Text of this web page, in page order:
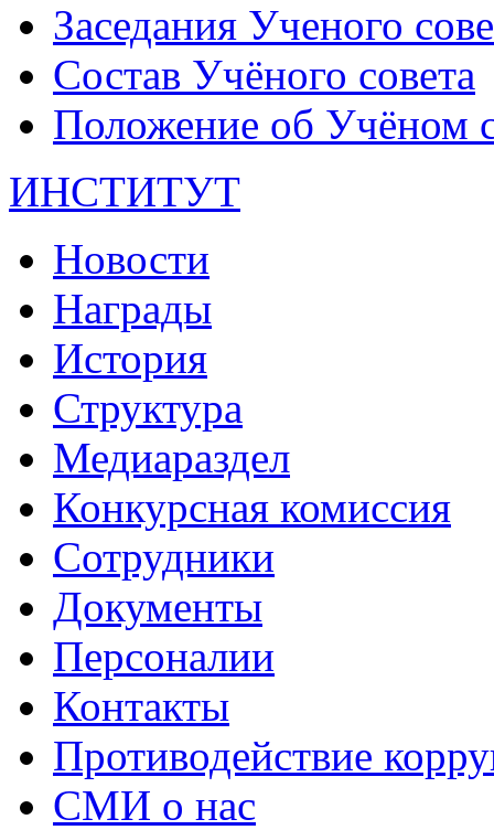
Заседания Ученого
Состав Учёного совета
Положение об Учёном
ИНСТИТУТ
Новости
Награды
История
Структура
Медиараздел
Конкурсная комиссия
Сотрудники
Документы
Персоналии
Контакты
Противодействие
СМИ о нас